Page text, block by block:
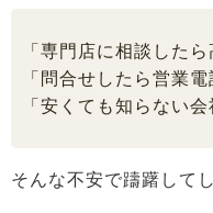
「専門店に相談した
「問合せしたら営業
「安くても知らない
そんな不安で躊躇して